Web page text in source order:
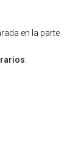
en la parte